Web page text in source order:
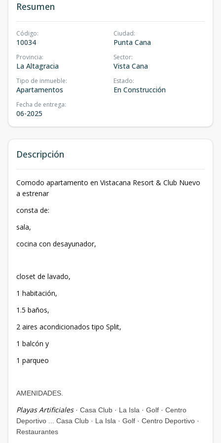
Resumen
Código:
10034
Ciudad:
Punta Cana
Provincia:
La Altagracia
Sector:
Vista Cana
Tipo de inmueble:
Apartamentos
Estado:
En Construcción
Fecha de entrega:
06-2025
Descripción
Comodo apartamento en Vistacana Resort & Club Nuevo
a estrenar
consta de:
sala,
cocina con desayunador,
closet de lavado,
1 habitación,
1.5 baños,
2 aires acondicionados tipo Split,
1 balcón y
1 parqueo
AMENIDADES.
Playas Artificiales · Casa Club · La Isla · Golf · Centro
Deportivo ... Casa Club · La Isla · Golf · Centro Deportivo ·
Restaurantes